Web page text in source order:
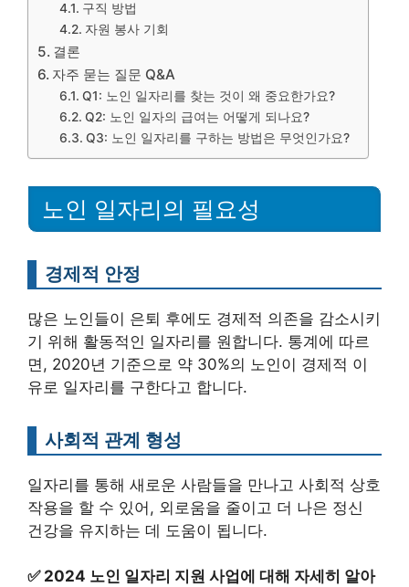
구직 방법
자원 봉사 기회
결론
자주 묻는 질문 Q&A
Q1: 노인 일자리를 찾는 것이 왜 중요한가요?
Q2: 노인 일자의 급여는 어떻게 되나요?
Q3: 노인 일자리를 구하는 방법은 무엇인가요?
노인 일자리의 필요성
경제적 안정
많은 노인들이 은퇴 후에도 경제적 의존을 감소시키
기 위해 활동적인 일자리를 원합니다. 통계에 따르
면, 2020년 기준으로 약 30%의 노인이 경제적 이
유로 일자리를 구한다고 합니다.
사회적 관계 형성
일자리를 통해 새로운 사람들을 만나고 사회적 상호
작용을 할 수 있어, 외로움을 줄이고 더 나은 정신
건강을 유지하는 데 도움이 됩니다.
✅ 2024 노인 일자리 지원 사업에 대해 자세히 알아